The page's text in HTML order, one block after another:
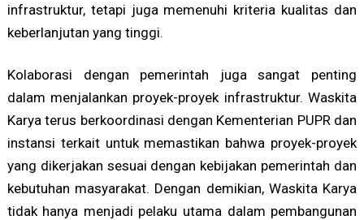
infrastruktur, tetapi juga memenuhi kriteria kualitas dan
keberlanjutan yang tinggi.
Kolaborasi dengan pemerintah juga sangat penting
dalam menjalankan proyek-proyek infrastruktur. Waskita
Karya terus berkoordinasi dengan Kementerian PUPR dan
instansi terkait untuk memastikan bahwa proyek-proyek
yang dikerjakan sesuai dengan kebijakan pemerintah dan
kebutuhan masyarakat. Dengan demikian, Waskita Karya
tidak hanya menjadi pelaku utama dalam pembangunan